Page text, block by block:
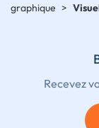
graphique >
Recevez